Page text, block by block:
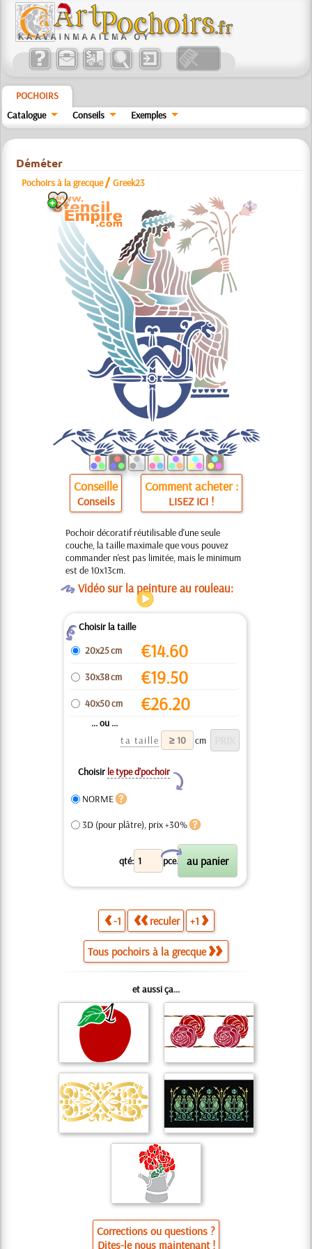
POCHOIRS
Catalogue
Conseils Exemples
Déméter
Pochoirs à la grecque /Greek23
a
Conseille
Conseils
Comment acheter :
LISEZ ICI !
Pochoir décoratif réutilisable d'une seule
couche, la taille maximale que vous pouvez
commander n'est pas limitée, mais le minimum
est de 10x13cm.
OVidéo sur la peinture au rouleau:
ZChoisir la taille
20x25 cm
€14.60
30x38 cm €19.50
40x50 cm €26.20
... ou ...
ta taille
cm
Choisir le type d’pochoir
Y
NORME
3D (pour plâtre), prix +30%
qté: pce.
X
-1 reculer +1
Tous pochoirs à la grecque
et aussi ça...
Corrections ou questions ?
Dites-le nous maintenant !